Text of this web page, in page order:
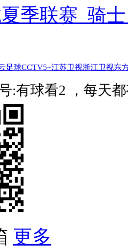
季联赛 骑
足球CCTV5+江苏卫视浙江卫视东
:有球看2 ，每天
更多